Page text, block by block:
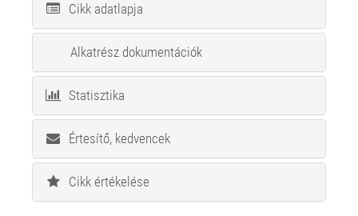
Cikk adatlapja
Alkatrész dokumentációk
Statisztika
Értesítő, kedvencek
Cikk értékelése